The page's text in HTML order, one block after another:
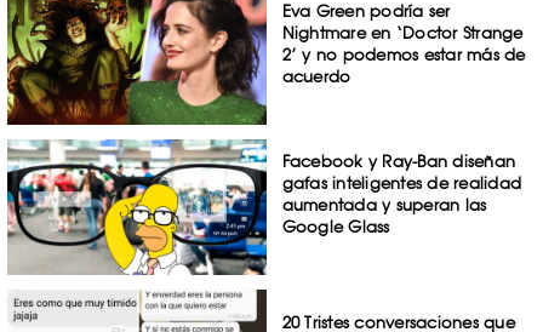
Eva Green podría ser
Nightmare en ‘Doctor Strange
2’ y no podemos estar más de
acuerdo
Facebook y Ray-Ban diseñan
gafas inteligentes de realidad
aumentada y superan las
Google Glass
20 Tristes conversaciones que